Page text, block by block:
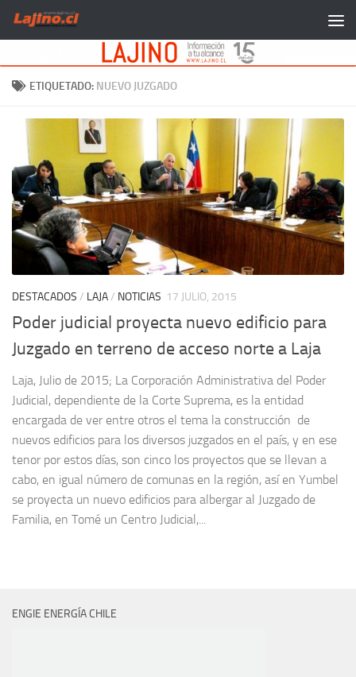
Saltar al contenido
ETIQUETADO: NUEVO JUZGADO
DESTACADOS / LAJA/ NOTICIAS 17 JULIO, 2015
Poder judicial proyecta nuevo edificio para
Juzgado en terreno de acceso norte a Laja
Laja, Julio de 2015; La Corporación Administrativa del Poder
Judicial, dependiente de la Corte Suprema, es la entidad
encargada de ver entre otros el tema la construcción de
nuevos edificios para los diversos juzgados en el país, y en ese
tenor por estos días, son cinco los proyectos que se llevan a
cabo, en igual número de comunas en la región, así en Yumbel
se proyecta un nuevo edificios para albergar al Juzgado de
Familia, en Tomé un Centro Judicial,...
ENGIE ENERGÍA CHILE